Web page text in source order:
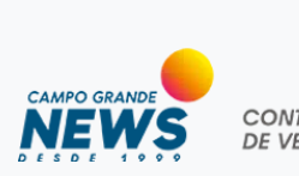
Agregado
Inter perde para o
quartas da Copa do Brasil